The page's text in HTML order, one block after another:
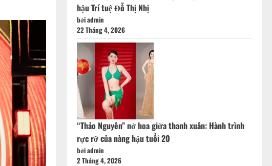
hậu Trí tuệ Đỗ Thị Nhị
bởi admin
22 Tháng 4, 2026
“Thảo Nguyên” nở hoa giữa thanh xuân: Hành trình
rực rỡ của nàng hậu tuổi 20
bởi admin
2 Tháng 4, 2026